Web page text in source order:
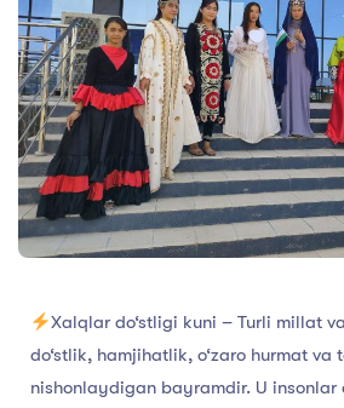
Xalqlar do‘stligi kuni – Turli millat
do‘stlik, hamjihatlik, o‘zaro hurmat va
nishonlaydigan bayramdir. U insonlar